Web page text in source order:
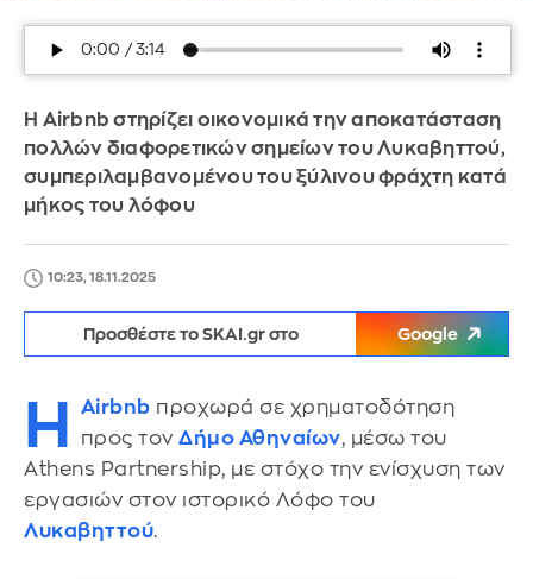
H Airbnb στηρίζει οικονομικά την αποκατάσταση
πολλών διαφορετικών σημείων του Λυκαβηττού,
συμπεριλαμβανομένου του ξύλινου φράχτη κατά
μήκος του λόφου
10:23, 18.11.2025
Προσθέστε το SKAI.gr στο Google
Η Airbnb προχωρά σε χρηματοδότηση
προς τον Δήμο Αθηναίων, μέσω του
Athens Partnership, με στόχο την ενίσχυση των
εργασιών στον ιστορικό Λόφο του
Λυκαβηττού.